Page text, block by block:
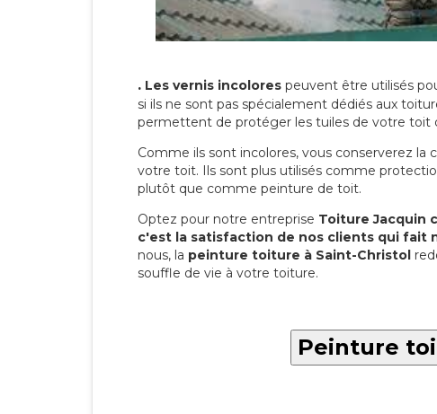
. Les vernis incolores peuvent être utilisés
si ils ne sont pas spécialement dédiés aux
permettent de protéger les tuiles de votre toit
Comme ils sont incolores, vous conserverez la
votre toit. Ils sont plus utilisés comme
plutôt que comme peinture de toit.
Optez pour notre entreprise Toiture Jacquin
c'est la satisfaction de nos clients qui fait
nous, la peinture toiture à Saint-Christol
souffle de vie à votre toiture.
Peinture